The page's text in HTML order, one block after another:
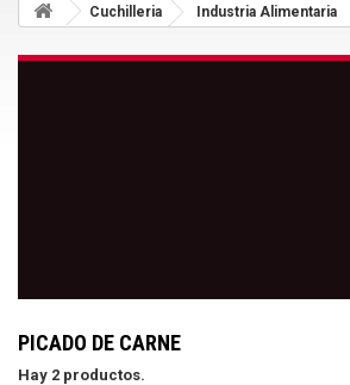
Cuchilleria Industria Alimentaria
PICADO DE CARNE
Hay 2 productos.